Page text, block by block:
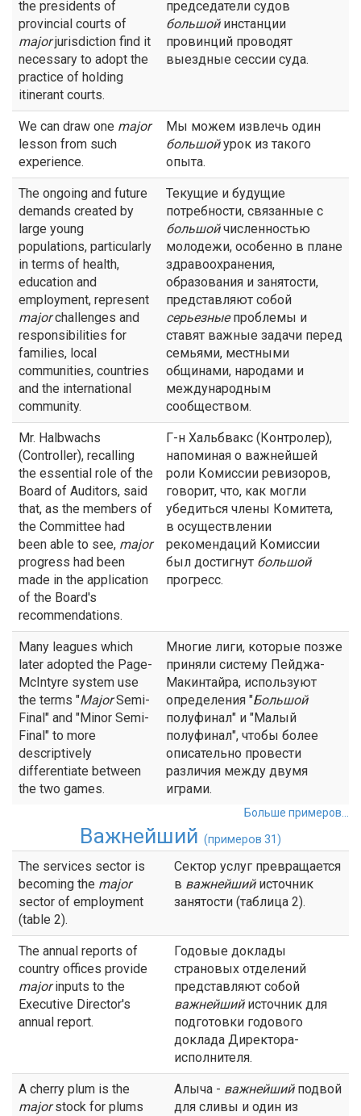
the presidents of
provincial courts of
majorjurisdiction find it
necessary to adopt the
practice of holding
itinerant courts.
председатели судов
большойинстанции
провинций проводят
выездные сессии суда.
We can draw one major
lesson from such
experience.
Мы можем извлечь один
большойурок из такого
опыта.
The ongoing and future
demands created by
large young
populations, particularly
in terms of health,
education and
employment, represent
majorchallenges and
responsibilities for
families, local
communities, countries
and the international
community.
Текущие и будущие
потребности, связанные с
большойчисленностью
молодежи, особенно в плане
здравоохранения,
образования и занятости,
представляют собой
серьезныепроблемы и
ставят важные задачи перед
семьями, местными
общинами, народами и
международным
сообществом.
Mr. Halbwachs
(Controller), recalling
the essential role of the
Board of Auditors, said
that, as the members of
the Committee had
been able to see, major
progress had been
made in the application
of the Board's
recommendations.
Г-н Хальбвакс (Контролер),
напоминая о важнейшей
роли Комиссии ревизоров,
говорит, что, как могли
убедиться члены Комитета,
в осуществлении
рекомендаций Комиссии
был достигнут большой
прогресс.
Many leagues which
later adopted the Page-
McIntyre system use
the terms "MajorSemi-
Final" and "Minor Semi-
Final" to more
descriptively
differentiate between
the two games.
Многие лиги, которые позже
приняли систему Пейджа-
Макинтайра, используют
определения "Большой
полуфинал" и "Малый
полуфинал", чтобы более
описательно провести
различия между двумя
играми.
Больше примеров...
Важнейший (примеров 31)
The services sector is
becoming the major
sector of employment
(table 2).
Сектор услуг превращается
в важнейшийисточник
занятости (таблица 2).
The annual reports of
country offices provide
majorinputs to the
Executive Director's
annual report.
Годовые доклады
страновых отделений
представляют собой
важнейшийисточник для
подготовки годового
доклада Директора-
исполнителя.
A cherry plum is the
majorstock for plums
Алыча - важнейшийподвой
для сливы и один из